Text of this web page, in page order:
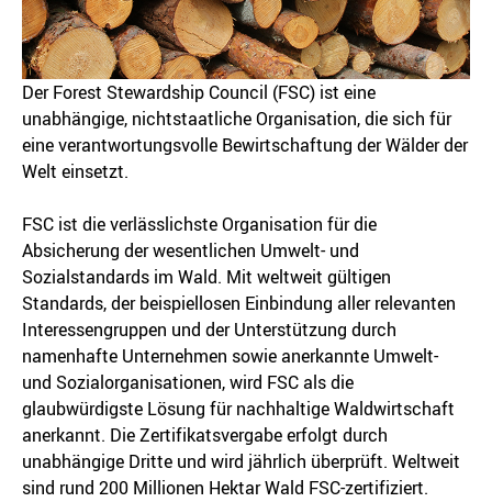
Der Forest Stewardship Council (FSC) ist eine
unabhängige, nichtstaatliche Organisation, die sich für
eine verantwortungsvolle Bewirtschaftung der Wälder der
Welt einsetzt.
FSC ist die verlässlichste Organisation für die
Absicherung der wesentlichen Umwelt- und
Sozialstandards im Wald. Mit weltweit gültigen
Standards, der beispiellosen Einbindung aller relevanten
Interessengruppen und der Unterstützung durch
namenhafte Unternehmen sowie anerkannte Umwelt-
und Sozialorganisationen, wird FSC als die
glaubwürdigste Lösung für nachhaltige Waldwirtschaft
anerkannt. Die Zertifikatsvergabe erfolgt durch
unabhängige Dritte und wird jährlich überprüft. Weltweit
sind rund 200 Millionen Hektar Wald FSC-zertifiziert.